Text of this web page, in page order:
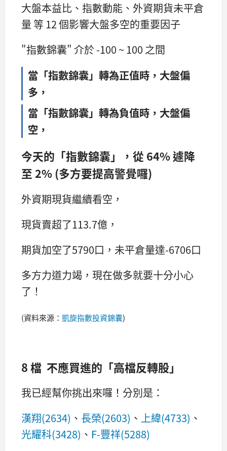
大盤本益比、指數動能、外資期貨未平倉
量 等 12 個影響大盤多空的重要因子
"指數錦囊" 介於 -100 ~ 100 之間
當「指數錦囊」轉為正值時，大盤偏
多，
當「指數錦囊」轉為負值時，大盤偏
空，
今天的「指數錦囊」，從 64% 遽降
至 2% (多方要提高警覺囉)
外資期現貨繼續看空，
現貨賣超了113.7億，
期貨加空了5790口，未平倉量達-6706口
多方力道力竭，現在做多就要十分小心
了！
(資料來源： 凱旋指數投資錦囊)
8 檔 不應買進的「高檔反轉股」
我已經幫你挑出來囉！分別是：
漢翔(2634) 、 長榮(2603) 、 上緯(4733) 、
光耀科(3428) 、 F-豐祥(5288)